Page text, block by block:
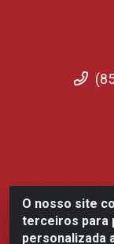
O nosso site
terceiros para
personalizada
Fortali
Tomaz